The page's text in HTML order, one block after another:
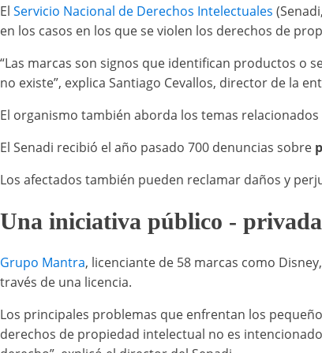
El Servicio Nacional de Derechos Intelectuales
en los casos en los que se violen los derechos de
“Las marcas son signos que identifican productos o
no existe”, explica Santiago Cevallos, director de la
El organismo también aborda los temas
El Senadi recibió el año pasado 700 denuncias sobre
Los afectados también pueden reclamar daños y
Una iniciativa público -
Grupo Mantra, licenciante de 58 marcas como
través de una licencia.
Los principales problemas que enfrentan los
derechos de propiedad intelectual no es